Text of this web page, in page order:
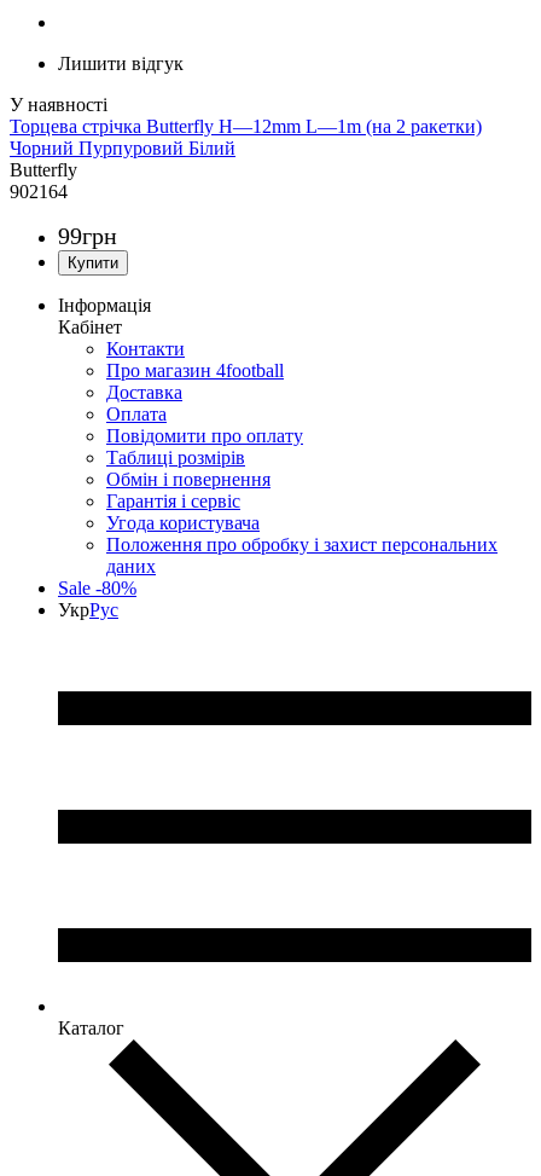
Лишити відгук
Торцева стрічка Butterfly H—12mm L—1m (на 2 ракетки)
Чорний Пурпуровий Білий
Butterfly
902164
99грн
Інформація
Кабінет
Контакти
Про магазин 4football
Доставка
Оплата
Повідомити про оплату
Таблиці розмірів
Обмін і повернення
Гарантія і сервіс
Угода користувача
Положення про обробку і захист персональних
даних
Sale -80%
УкрРус
Каталог